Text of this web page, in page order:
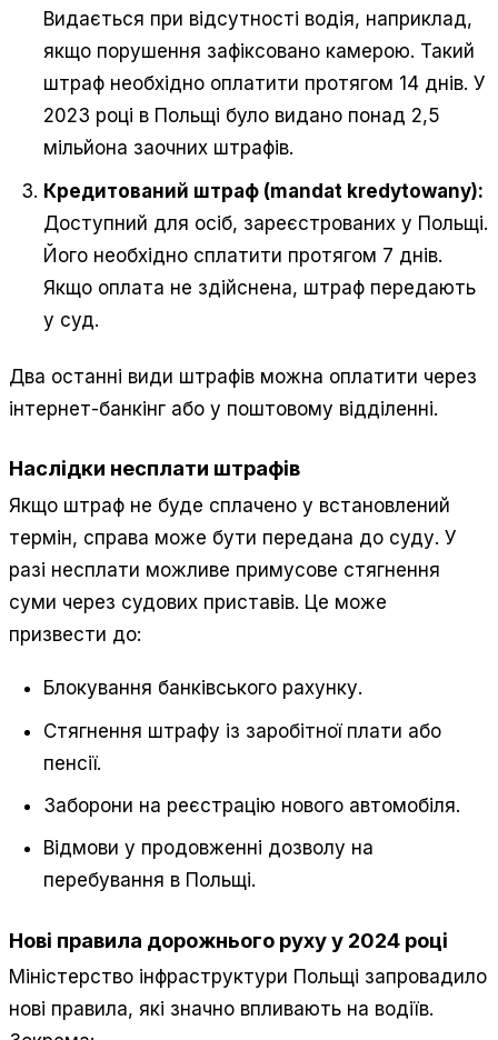
Видається при відсутності водія, наприклад,
якщо порушення зафіксовано камерою. Такий
штраф необхідно оплатити протягом 14 днів. У
2023 році в Польщі було видано понад 2,5
мільйона заочних штрафів.
Кредитований штраф (mandat kredytowany):
Доступний для осіб, зареєстрованих у Польщі.
Його необхідно сплатити протягом 7 днів.
Якщо оплата не здійснена, штраф передають
у суд.
Два останні види штрафів можна оплатити через
інтернет-банкінг або у поштовому відділенні.
Наслідки несплати штрафів
Якщо штраф не буде сплачено у встановлений
термін, справа може бути передана до суду. У
разі несплати можливе примусове стягнення
суми через судових приставів. Це може
призвести до:
Блокування банківського рахунку.
Стягнення штрафу із заробітної плати або
пенсії.
Заборони на реєстрацію нового автомобіля.
Відмови у продовженні дозволу на
перебування в Польщі.
Нові правила дорожнього руху у 2024 році
Міністерство інфраструктури Польщі запровадило
нові правила, які значно впливають на водіїв.